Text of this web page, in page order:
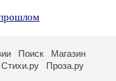
Поиск
Магазин
Стихи.ру Проза.ру